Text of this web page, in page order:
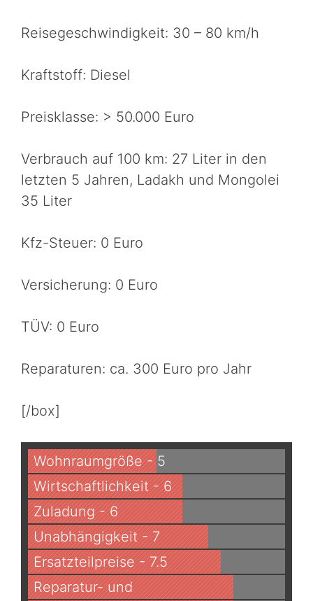
Reisegeschwindigkeit: 30 – 80 km/h
Kraftstoff: Diesel
Preisklasse: > 50.000 Euro
Verbrauch auf 100 km: 27 Liter in den
letzten 5 Jahren, Ladakh und Mongolei
35 Liter
Kfz-Steuer: 0 Euro
Versicherung: 0 Euro
TÜV: 0 Euro
Reparaturen: ca. 300 Euro pro Jahr
[/box]
Wohnraumgröße - 5
Wirtschaftlichkeit - 6
Zuladung - 6
Unabhängigkeit - 7
Ersatzteilpreise - 7.5
Reparatur- und